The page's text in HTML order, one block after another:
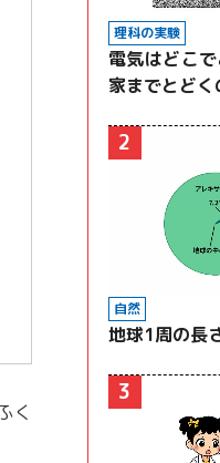
く
理科の実験
電気はどこ
家までとどく
2
自然
地球1周の長
3